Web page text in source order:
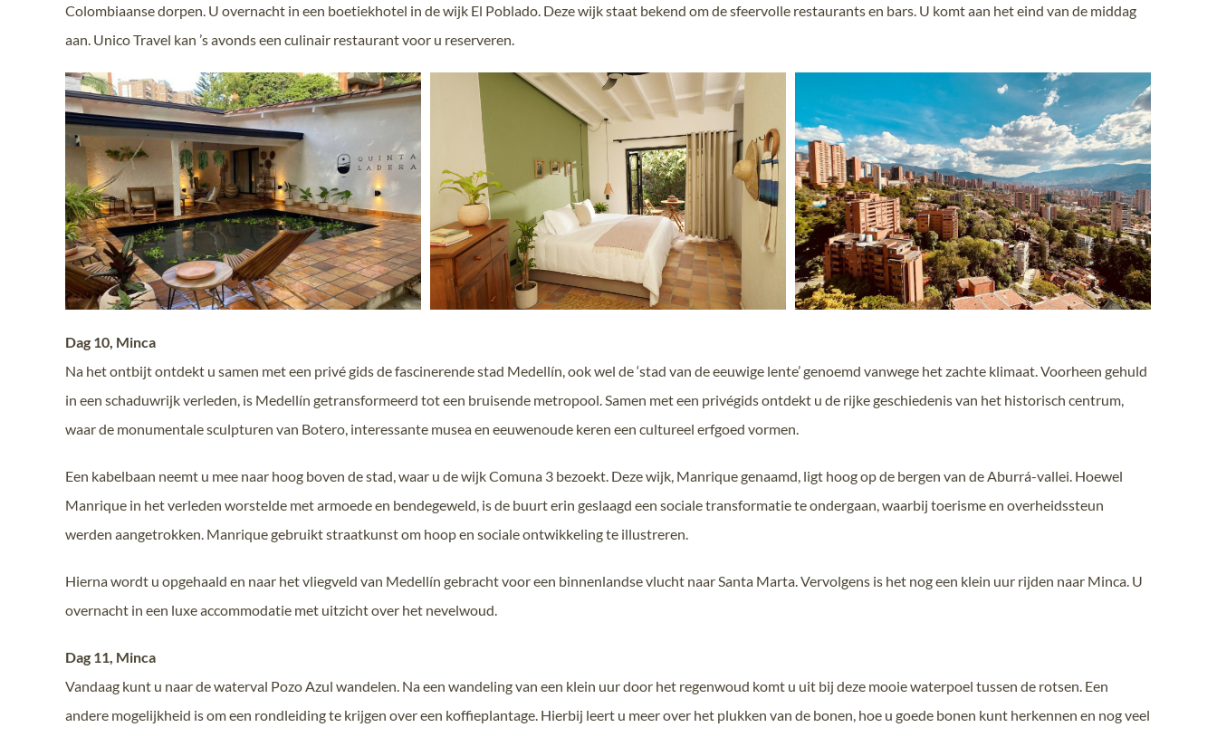
Colombiaanse dorpen. U overnacht in een boetiekhotel in de wijk El Poblado. Deze wijk staat bekend om de sfeervolle restaurants en bars. U komt aan het eind van de middag
aan. Unico Travel kan ’s avonds een culinair restaurant voor u reserveren.
Dag 10, Minca
Na het ontbijt ontdekt u samen met een privé gids de fascinerende stad Medellín, ook wel de ‘stad van de eeuwige lente’ genoemd vanwege het zachte klimaat. Voorheen gehuld
in een schaduwrijk verleden, is Medellín getransformeerd tot een bruisende metropool. Samen met een privégids ontdekt u de rijke geschiedenis van het historisch centrum,
waar de monumentale sculpturen van Botero, interessante musea en eeuwenoude keren een cultureel erfgoed vormen.
Een kabelbaan neemt u mee naar hoog boven de stad, waar u de wijk Comuna 3 bezoekt. Deze wijk, Manrique genaamd, ligt hoog op de bergen van de Aburrá-vallei. Hoewel
Manrique in het verleden worstelde met armoede en bendegeweld, is de buurt erin geslaagd een sociale transformatie te ondergaan, waarbij toerisme en overheidssteun
werden aangetrokken. Manrique gebruikt straatkunst om hoop en sociale ontwikkeling te illustreren.
Hierna wordt u opgehaald en naar het vliegveld van Medellín gebracht voor een binnenlandse vlucht naar Santa Marta. Vervolgens is het nog een klein uur rijden naar Minca. U
overnacht in een luxe accommodatie met uitzicht over het nevelwoud.
Dag 11, Minca
Vandaag kunt u naar de waterval Pozo Azul wandelen. Na een wandeling van een klein uur door het regenwoud komt u uit bij deze mooie waterpoel tussen de rotsen. Een
andere mogelijkheid is om een rondleiding te krijgen over een koffieplantage. Hierbij leert u meer over het plukken van de bonen, hoe u goede bonen kunt herkennen en nog veel